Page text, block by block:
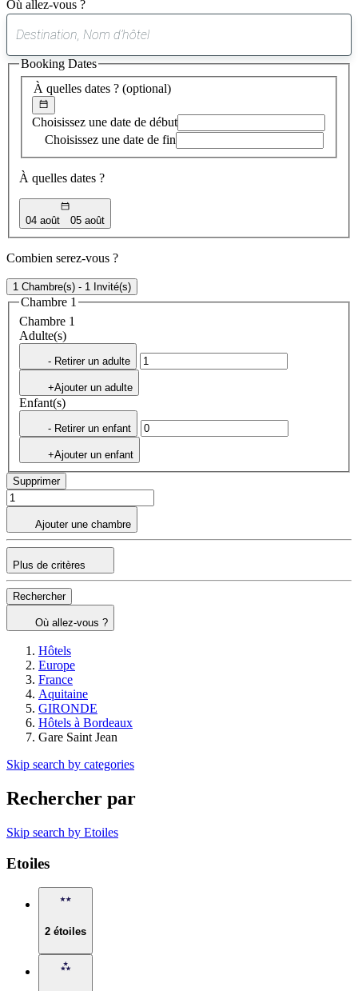
Où allez-vous ?
suggestion
trouvée
À quelles dates ? (optional)
Choisissez une date de début
Choisissez une date de fin
À quelles dates ?
04 août 05 août
Booking Dates
Combien serez-vous ?
1 Chambre(s) - 1 Invité(s)
Chambre 1
Chambre 1
Adulte(s)
- Retirer un adulte
+Ajouter un adulte
Enfant(s)
- Retirer un enfant
+Ajouter un enfant
Supprimer
Ajouter une chambre
Plus de critères
Rechercher
Où allez-vous ?
Hôtels
Europe
France
Aquitaine
GIRONDE
Hôtels à Bordeaux
Gare Saint Jean
Skip search by categories
Rechercher par
Skip search by Etoiles
Etoiles
2 étoiles